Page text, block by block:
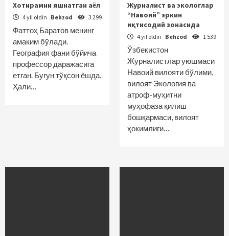
Хотирамни яшнатган аёл
4 yil oldin Behzod 3 299
Фаттоҳ Баратов менинг
амаким бўлади.
География фани бўйича
профессор даражасига
етган. Бугун тўқсон ёшда.
Ҳали…
Журналист ва экологлар
“Навоий” эркин
иқтисодий зонасида
4 yil oldin Behzod 1 539
Ўзбекистон
Журналистлар уюшмаси
Навоий вилояти бўлими,
вилоят Экология ва
атроф-муҳитни
муҳофаза қилиш
бошқармаси, вилоят
ҳокимлиги…